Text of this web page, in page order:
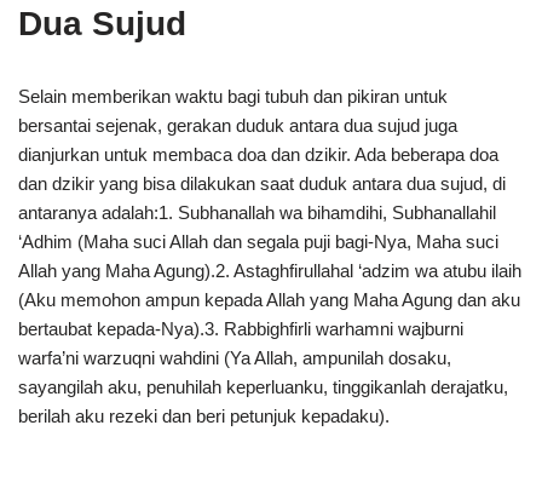
Dua Sujud
Selain memberikan waktu bagi tubuh dan pikiran untuk
bersantai sejenak, gerakan duduk antara dua sujud juga
dianjurkan untuk membaca doa dan dzikir. Ada beberapa doa
dan dzikir yang bisa dilakukan saat duduk antara dua sujud, di
antaranya adalah:1. Subhanallah wa bihamdihi, Subhanallahil
‘Adhim (Maha suci Allah dan segala puji bagi-Nya, Maha suci
Allah yang Maha Agung).2. Astaghfirullahal ‘adzim wa atubu ilaih
(Aku memohon ampun kepada Allah yang Maha Agung dan aku
bertaubat kepada-Nya).3. Rabbighfirli warhamni wajburni
warfa’ni warzuqni wahdini (Ya Allah, ampunilah dosaku,
sayangilah aku, penuhilah keperluanku, tinggikanlah derajatku,
berilah aku rezeki dan beri petunjuk kepadaku).